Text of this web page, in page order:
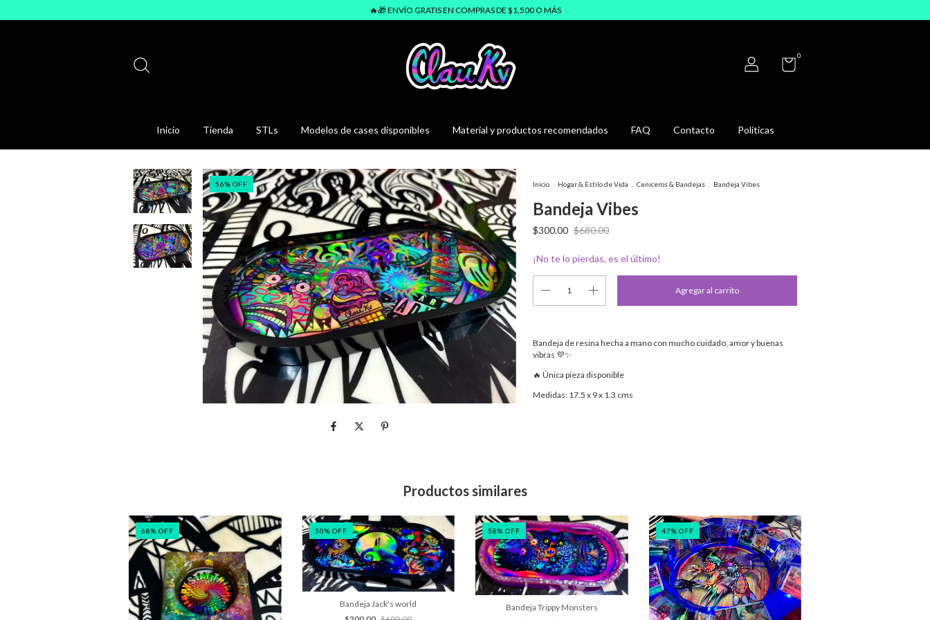
🔥🎁 ENVÍO GRATIS EN COMPRAS DE $1,500 O MÁS
0
Inicio Tienda STLs Modelos de cases disponibles Material y productos recomendados FAQ Contacto Políticas
56% OFF Inicio Hogar & Estilo de Vida Ceniceros & Bandejas Bandeja Vibes
Bandeja Vibes
$300.00 $680.00
¡No te lo pierdas, es el último!
Bandeja de resina hecha a mano con mucho cuidado, amor y buenas
vibras 💜✨
🔥 Única pieza disponible
Medidas: 17.5 x 9 x 1.3 cms
Productos similares
68% OFF 50% OFF
Bandeja Jack's world
58% OFF
Bandeja Trippy Monsters
47% OFF